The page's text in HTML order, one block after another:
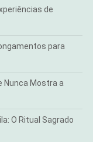
de
para
Nunca Mostra a
O Ritual Sagrado